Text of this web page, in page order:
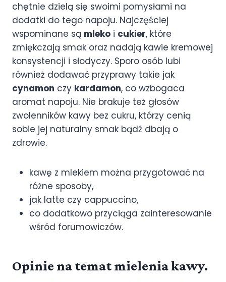
chętnie dzielą się swoimi pomysłami na
dodatki do tego napoju. Najczęściej
wspominane są mleko i cukier, które
zmiękczają smak oraz nadają kawie kremowej
konsystencji i słodyczy. Sporo osób lubi
również dodawać przyprawy takie jak
cynamon czy kardamon, co wzbogaca
aromat napoju. Nie brakuje też głosów
zwolenników kawy bez cukru, którzy cenią
sobie jej naturalny smak bądź dbają o
zdrowie.
kawę z mlekiem można przygotować na
różne sposoby,
jak latte czy cappuccino,
co dodatkowo przyciąga zainteresowanie
wśród forumowiczów.
Opinie na temat mielenia kawy.